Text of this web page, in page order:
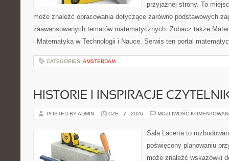
przyjaznej strony. To
może znaleźć opracowania dotyczące zarówno podstawowych
zaawansowanych tematów matematycznych. Zobacz także
i Matematyka w Technologii i Nauce. Serwis ten portal
CATEGORIES: AMSTERDAM
HISTORIE I INSPIRACJE
POSTED BY ADMIN CZE - 7 - 2026 MOŻLIWOŚĆ
Sala Lacerta to
poświęcony planowaniu
może znaleźć wskazówki